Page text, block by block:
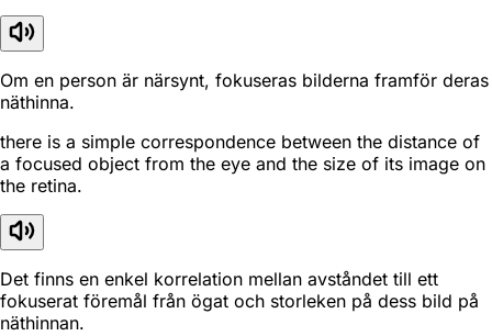
Om en person är närsynt, fokuseras bilderna framför deras
näthinna.
there is a simple correspondence between the distance of
a focused object from the eye and the size of its image on
the retina.
Det finns en enkel korrelation mellan avståndet till ett
fokuserat föremål från ögat och storleken på dess bild på
näthinnan.